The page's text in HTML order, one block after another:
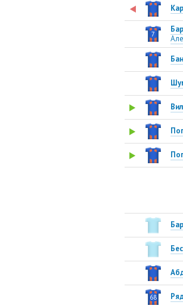
7
68